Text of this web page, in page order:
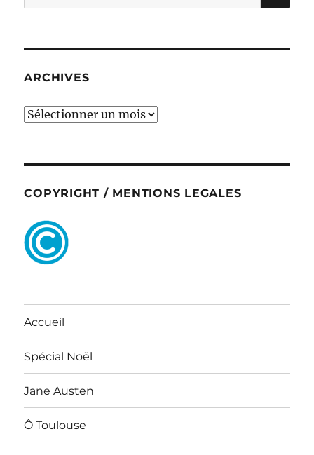
pour :
ARCHIVES
ARCHIVES
COPYRIGHT / MENTIONS LEGALES
Accueil
Spécial Noël
Jane Austen
Ô Toulouse